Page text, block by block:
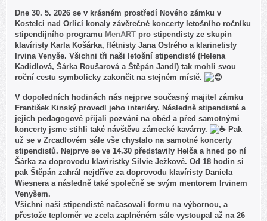
Dne 30. 5. 2026 se v krásném prostředí Nového zámku v
Kostelci nad Orlicí konaly závěrečné koncerty letošního ročníku
stipendijního programu MenART pro stipendisty ze skupin
klavíristy Karla Košárka, flétnisty Jana Ostrého a klarinetisty
Irvina Venyše. Všichni tři naši letošní stipendisté (Helena
Kadidlová, Šárka Roušarová a Štěpán Jandl) tak mohli svou
roční cestu symbolicky zakončit na stejném místě.
V dopoledních hodinách nás nejprve současný majitel zámku
František Kinský provedl jeho interiéry. Následně stipendisté a
jejich pedagogové přijali pozvání na oběd a před samotnými
koncerty jsme stihli také návštěvu zámecké kavárny.
Pak
už se v Zrcadlovém sále vše chystalo na samotné koncerty
stipendistů. Nejprve se ve 14.30 představily Helča a hned po ní
Šárka za doprovodu klavíristky Silvie Ježkové. Od 18 hodin si
pak Štěpán zahrál nejdříve za doprovodu klavíristy Daniela
Wiesnera a následně také společně se svým mentorem Irvinem
Venyšem.
Všichni naši stipendisté načasovali formu na výbornou, a
přestože teploměr ve zcela zaplněném sále vystoupal až na 26